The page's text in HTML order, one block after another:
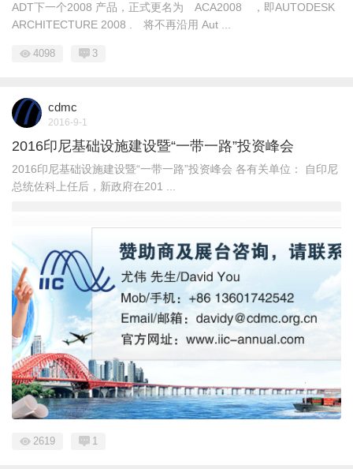
ADT下一个2008 产品，正式更名为 ACA2008 ，即AUTODESK
ARCHITECTURE 2008 . 将不再沿用 Aut ...
4098 3
cdmc
2016-9-1
2016印尼基础设施建设暨“一带一路”投资峰会
2016印尼基础设施建设暨“一带一路”投资峰会 各有关单位： 自印尼
总统佐科上任后，新政府在201 ...
2619 1